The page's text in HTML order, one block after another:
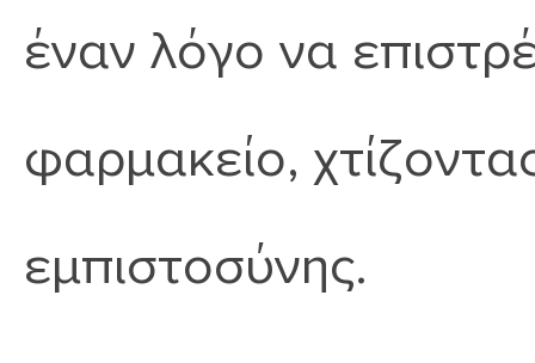
έναν λόγο να
φαρμακείο,
εμπιστοσύνης.